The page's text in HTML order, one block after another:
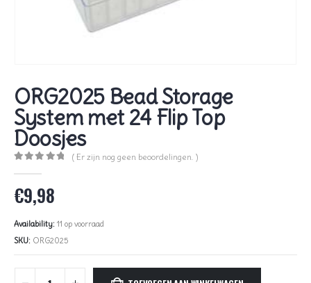
ORG2025 Bead Storage
System met 24 Flip Top
Doosjes
( Er zijn nog geen beoordelingen. )
€9,98
Availability: 11 op voorraad
SKU: ORG2025